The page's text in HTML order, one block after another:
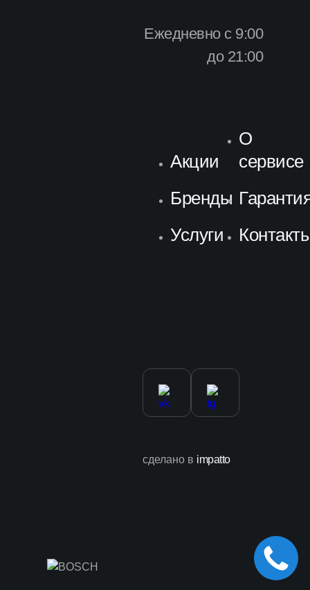
Ежедневно с 9:00
до 21:00
Акции
Бренды
Услуги
О
сервисе
сделано в impatto